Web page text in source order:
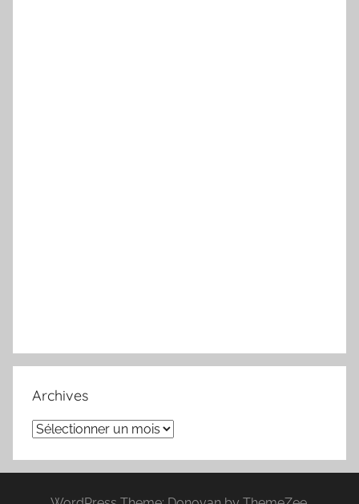
Archives
Archives